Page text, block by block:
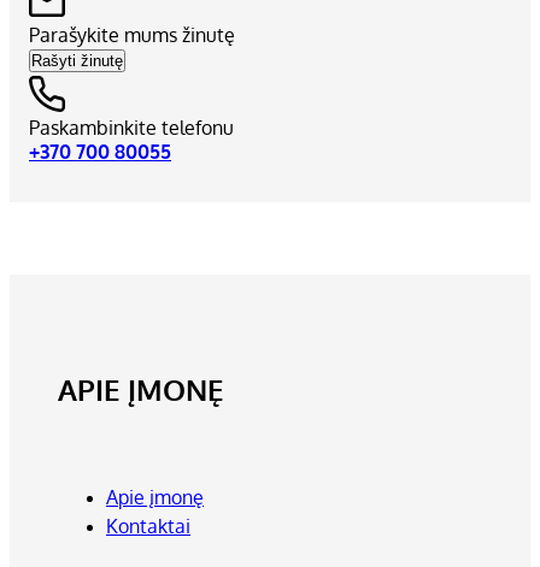
Parašykite mums žinutę
Rašyti žinutę
Paskambinkite telefonu
+370 700 80055
APIE ĮMONĘ
Apie įmonę
Kontaktai